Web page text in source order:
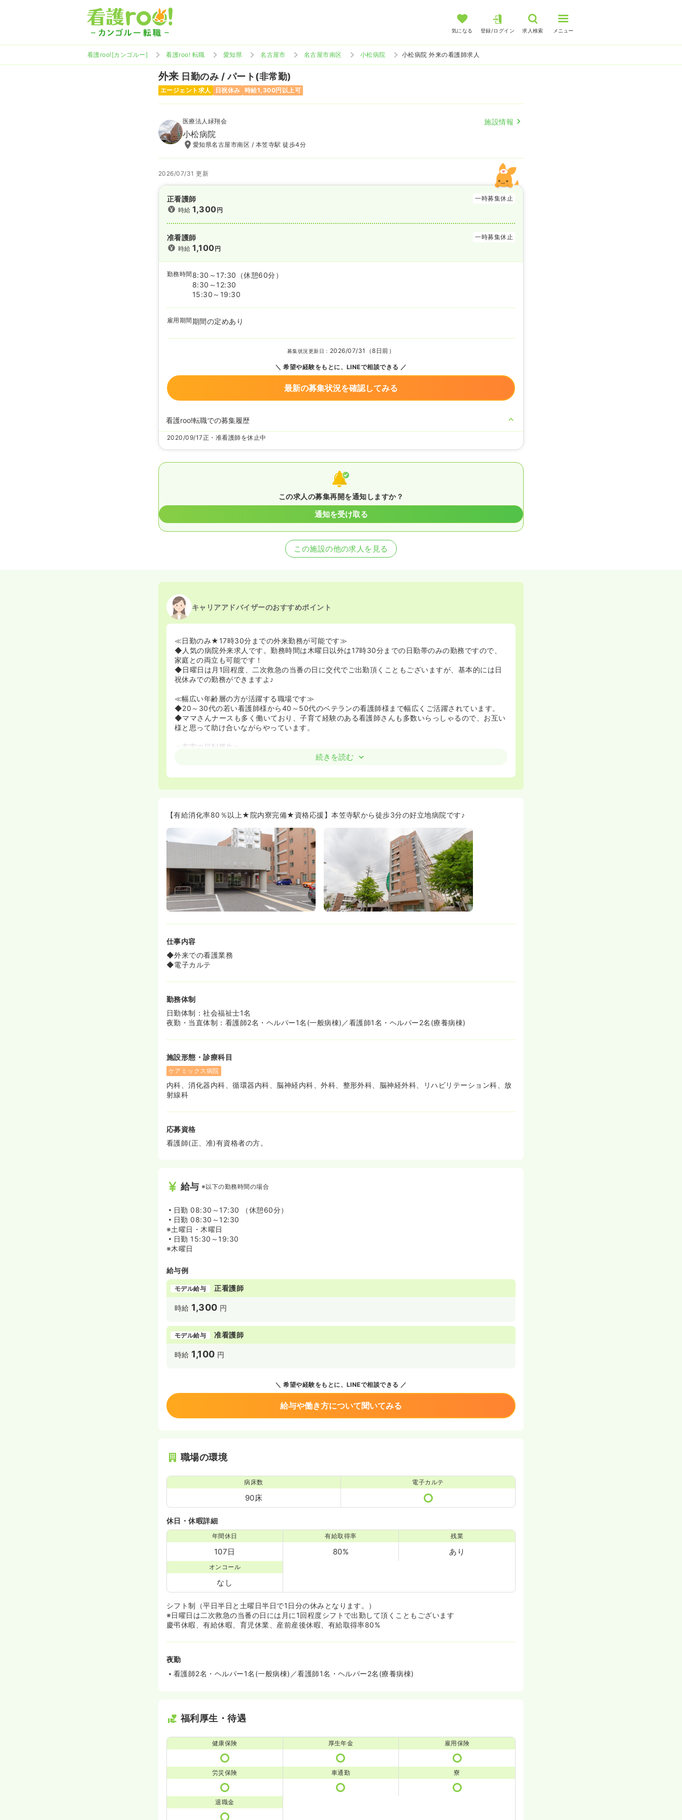
気になる 登録/ログイン 求人検索 メニュー
看護roo![カンゴルー] 看護roo! 転職 愛知県 名古屋市 名古屋市南区 小松病院 小松病院 外来の看護師求人
外来 日勤のみ / パート(非常勤)
エージェント求人 日祝休み 時給1,300円以上可
医療法人緑翔会 施設情報
小松病院
愛知県名古屋市南区 / 本笠寺駅 徒歩4分
2026/07/31 更新
正看護師
一時募集休止
時給1,300円
准看護師
一時募集休止
時給1,100円
勤務時間 8:30～17:30
（休憩60分）
8:30～12:30
15:30～19:30
雇用期間期間の定めあり
募集状況更新日： 2026/07/31（8日前）
希望や経験をもとに、LINEで相談できる
最新の募集状況を確認してみる
看護roo!転職での募集履歴
2020/09/17正・准看護師を休止中
この求人の募集再開を通知しますか？
通知を受け取る
この施設の他の求人を見る
キャリアアドバイザーのおすすめポイント
≪日勤のみ★17時30分までの外来勤務が可能です≫
◆人気の病院外来求人です。勤務時間は木曜日以外は17時30分までの日勤帯のみの勤務ですので、
家庭との両立も可能です！
◆日曜日は月1回程度、二次救急の当番の日に交代でご出勤頂くこともございますが、基本的には日
祝休みでの勤務ができますよ♪
≪幅広い年齢層の方が活躍する職場です≫
◆20～30代の若い看護師様から40～50代のベテランの看護師様まで幅広くご活躍されています。
◆ママさんナースも多く働いており、子育て経験のある看護師さんも多数いらっしゃるので、お互い
様と思って助け合いながらやっています。
≪充実の福利厚生≫
◆家電家具付き、電気・水道代込みの寮は月額12,000円と、頑張るナースには嬉しい金額です♪ご自
安心です。空きおあります！！
《有給消化率◎資格取得応援！》
消化しているそうです。有給で連休にしているパートさんもいらっしゃいます♪
◆業務外で資格を取りに行かれる方や働きながら准看護師から正看護師の資格を取られる方もおり、
それぞれの目標を応援する働きやすい環境があります♪
続きを読む
【有給消化率80％以上★院内寮完備★資格応援】本笠寺駅から徒歩3分の好立地病院です♪
仕事内容
◆外来での看護業務
◆電子カルテ
勤務体制
日勤体制：社会福祉士1名
夜勤・当直体制：看護師2名・ヘルパー1名(一般病棟)／看護師1名・ヘルパー2名(療養病棟)
施設形態・診療科目
ケアミックス病院
内科、消化器内科、循環器内科、脳神経内科、外科、整形外科、脳神経外科、リハビリテーション科、放
射線科
応募資格
看護師(正、准)有資格者の方。
給与 ※以下の勤務時間の場合
日勤 08:30～17:30 （休憩60分）
日勤 08:30～12:30
※土曜日・木曜日
日勤 15:30～19:30
※木曜日
給与例
モデル給与 正看護師
時給 1,300 円
モデル給与 准看護師
時給 1,100 円
希望や経験をもとに、LINEで相談できる
給与や働き方について聞いてみる
職場の環境
病床数
90床
電子カルテ
休日・休暇詳細
年間休日
107日
有給取得率
80%
残業
あり
オンコール
なし
シフト制（平日半日と土曜日半日で1日分の休みとなります。）
※日曜日は二次救急の当番の日には月に1回程度シフトで出勤して頂くこともございます
慶弔休暇、有給休暇、育児休業、産前産後休暇、有給取得率80%
夜勤
看護師2名・ヘルパー1名(一般病棟)／看護師1名・ヘルパー2名(療養病棟)
福利厚生・待遇
健康保険 厚生年金 雇用保険
労災保険 車通勤 寮
退職金